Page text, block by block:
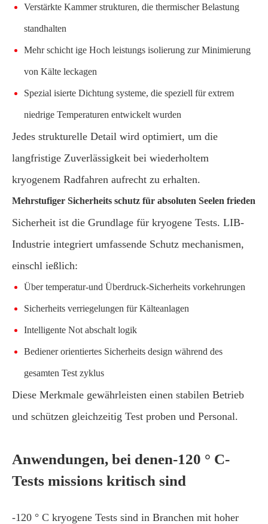
Verstärkte Kammer strukturen, die thermischer Belastung
standhalten
Mehr schicht ige Hoch leistungs isolierung zur Minimierung
von Kälte leckagen
Spezial isierte Dichtung systeme, die speziell für extrem
niedrige Temperaturen entwickelt wurden
Jedes strukturelle Detail wird optimiert, um die
langfristige Zuverlässigkeit bei wiederholtem
kryogenem Radfahren aufrecht zu erhalten.
Mehrstufiger Sicherheits schutz für absoluten Seelen frieden
Sicherheit ist die Grundlage für kryogene Tests. LIB-
Industrie integriert umfassende Schutz mechanismen,
einschl ießlich:
Über temperatur-und Überdruck-Sicherheits vorkehrungen
Sicherheits verriegelungen für Kälteanlagen
Intelligente Not abschalt logik
Bediener orientiertes Sicherheits design während des
gesamten Test zyklus
Diese Merkmale gewährleisten einen stabilen Betrieb
und schützen gleichzeitig Test proben und Personal.
Anwendungen, bei denen-120 ° C-
Tests missions kritisch sind
-120 ° C kryogene Tests sind in Branchen mit hoher